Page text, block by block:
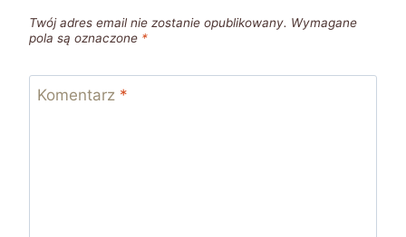
Twój adres email nie zostanie opublikowany. Wymagane
pola są oznaczone *
Komentarz *